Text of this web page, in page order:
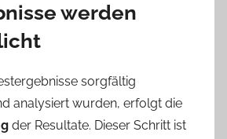
werden
sorgfältig
analysiert wurden, erfolgt die
der Resultate. Dieser Schritt ist